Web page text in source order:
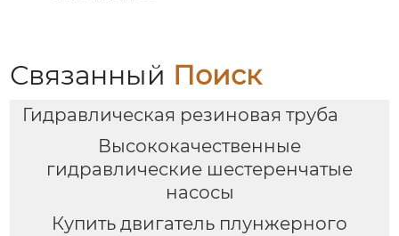
Связанный Поиск
Гидравлическая резиновая труба
Высококачественные
гидравлические шестеренчатые
насосы
Купить двигатель плунжерного